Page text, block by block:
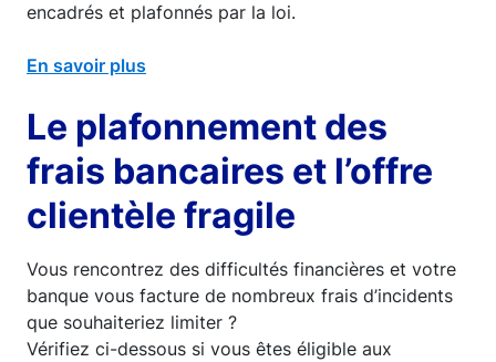
encadrés et plafonnés par la loi.
En savoir plus
Le plafonnement des
frais bancaires et l’offre
clientèle fragile
Vous rencontrez des difficultés financières et votre
banque vous facture de nombreux frais d’incidents
que souhaiteriez limiter ?
Vérifiez ci-dessous si vous êtes éligible aux